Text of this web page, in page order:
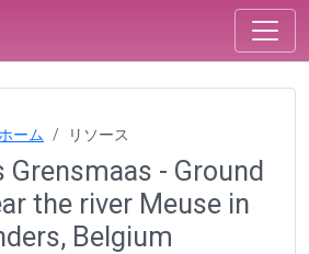
ホーム リソース
Grensmaas - Ground
the river Meuse in
Belgium